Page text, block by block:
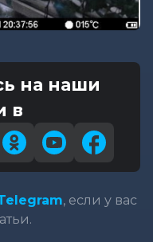
на наши
в
, если у вас